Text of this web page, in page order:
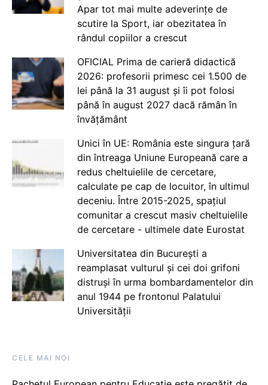
Apar tot mai multe adeverințe de
scutire la Sport, iar obezitatea în
rândul copiilor a crescut
OFICIAL Prima de carieră didactică
2026: profesorii primesc cei 1.500 de
lei până la 31 august și îi pot folosi
până în august 2027 dacă rămân în
învățământ
Unici în UE: România este singura țară
din întreaga Uniune Europeană care a
redus cheltuielile de cercetare,
calculate pe cap de locuitor, în ultimul
deceniu. Între 2015-2025, spațiul
comunitar a crescut masiv cheltuielile
de cercetare - ultimele date Eurostat
Universitatea din București a
reamplasat vulturul și cei doi grifoni
distruși în urma bombardamentelor din
anul 1944 pe frontonul Palatului
Universității
CELE MAI NOI